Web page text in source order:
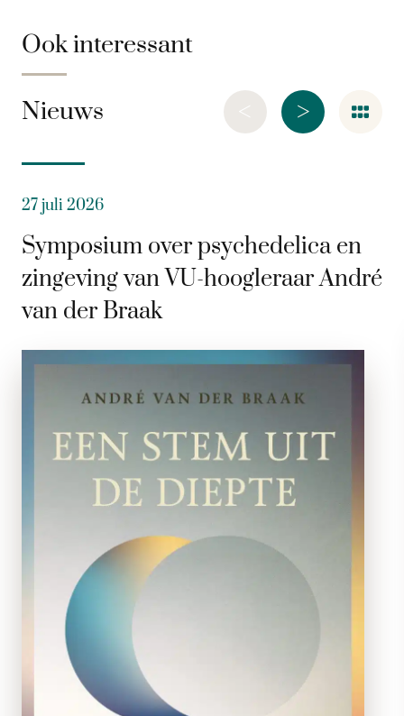
Ook interessant
Nieuws >
<
27 juli 2026
Symposium over psychedelica en
zingeving van VU-hoogleraar André
van der Braak